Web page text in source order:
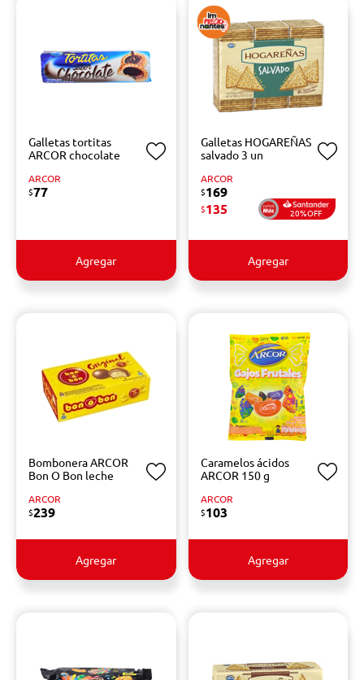
Galletas tortitas
ARCOR chocolate
ARCOR
$77
Agregar
Galletas HOGAREÑAS
salvado 3 un
ARCOR
$169
$135 20%OFF
Agregar
Bombonera ARCOR
Bon O Bon leche
ARCOR
$239
Agregar
Caramelos ácidos
ARCOR 150 g
ARCOR
$103
Agregar